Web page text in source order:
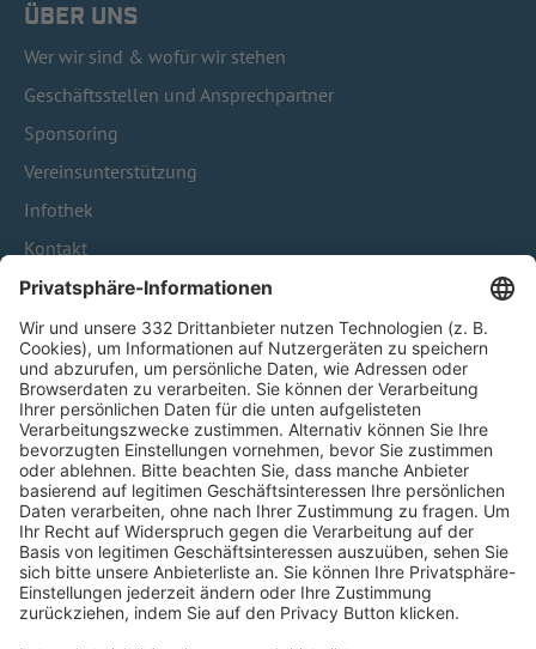
ÜBER UNS
Wer wir sind & wofür wir stehen
Geschäftsstellen und Ansprechpartner
Sponsoring
Vereinsunterstützung
Infothek
Kontakt
HÄUFIG BESUCHTE SEITEN
Pässe und Vereinswechsel
Trainerausbildung
Schulungsangebot Vereinsmitarbeiter
BFV-Geschäftsstellen
Trainerbörse
Login SpielPlus
FOLGE DEM BFV